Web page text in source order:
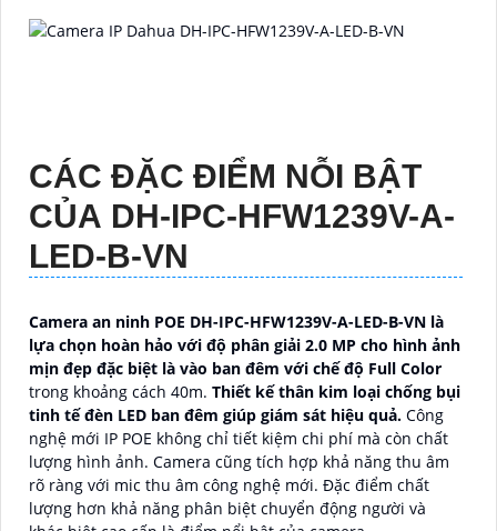
CÁC ĐẶC ĐIỂM NỖI BẬT
CỦA DH-IPC-HFW1239V-A-
LED-B-VN
Camera an ninh POE DH-IPC-HFW1239V-A-LED-B-VN là
lựa chọn hoàn hảo với độ phân giải 2.0 MP cho hình ảnh
mịn đẹp đặc biệt là vào ban đêm với chế độ Full Color
trong khoảng cách 40m. Thiết kế thân kim loại chống bụi
tinh tế đèn LED ban đêm giúp giám sát hiệu quả. Công
nghệ mới IP POE không chỉ tiết kiệm chi phí mà còn chất
lượng hình ảnh. Camera cũng tích hợp khả năng thu âm
rõ ràng với mic thu âm công nghệ mới. Đặc điểm chất
lượng hơn khả năng phân biệt chuyển động người và